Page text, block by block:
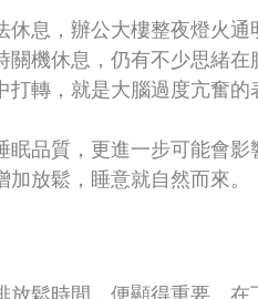
息，辦公大樓整夜燈火
機休息，仍有不少思緒在
轉，就是大腦過度亢奮的
品質，更進一步可能會影
放鬆，睡意就自然而來。
鬆時間，便顯得重要。在